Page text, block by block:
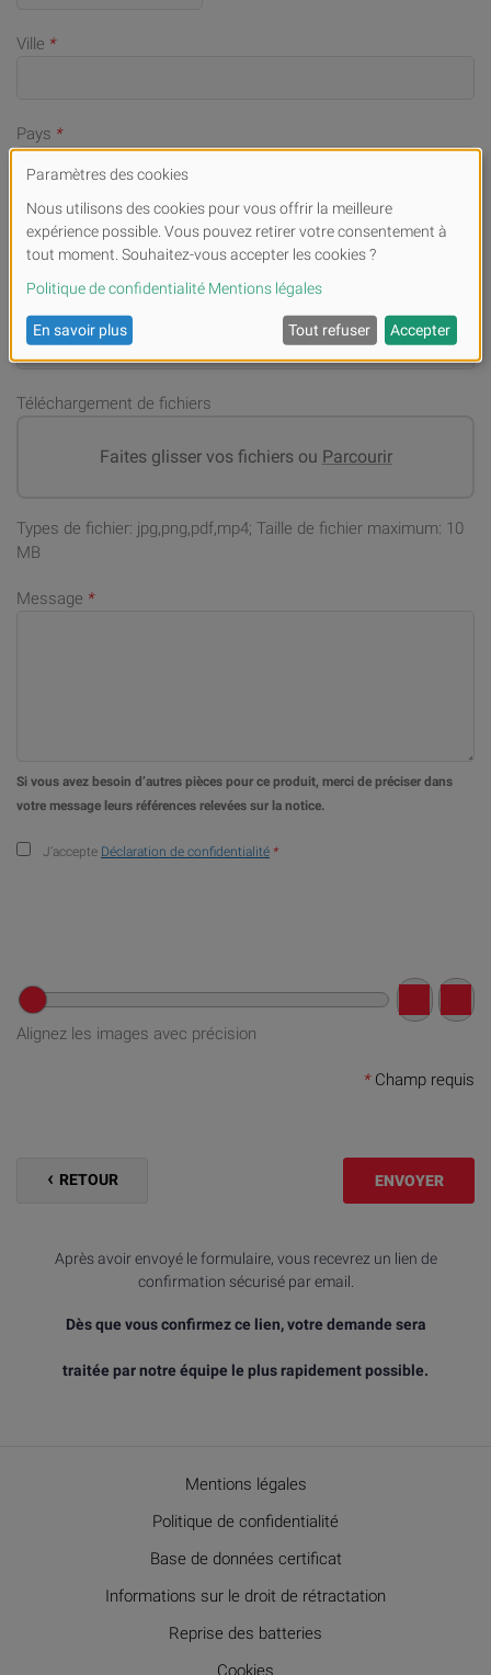
Ville *
Pays *
Numéro de téléphone portable (en cas de demandes)*
Adresse email*
Téléchargement de fichiers
Faites glisser vos fichiers ou Parcourir
Types de fichier: jpg,png,pdf,mp4; Taille de fichier maximum: 10
MB
Message *
Si vous avez besoin d’autres pièces pour ce produit, merci de préciser dans
votre message leurs références relevées sur la notice.
J’accepte Déclaration de confidentialité *
Alignez les images avec précision
*Champ requis
RETOUR ENVOYER
Après avoir envoyé le formulaire, vous recevrez un lien de
confirmation sécurisé par email.
Dès que vous confirmez ce lien, votre demande sera
traitée par notre équipe le plus rapidement possible.
Mentions légales
Politique de confidentialité
Base de données certificat
Informations sur le droit de rétractation
Reprise des batteries
Cookies